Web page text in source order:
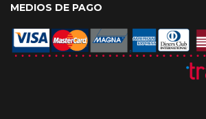
MEDIOS DE PAGO